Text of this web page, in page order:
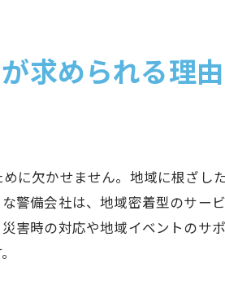
警備会社選びの最終確認事項
警備員の教育と訓練の充実度を
利用者の声を参考にした選定ポ
求められる理由
に欠かせません。地域に根ざ
警備会社は、地域密着型のサー
害時の対応や地域イベントのサ